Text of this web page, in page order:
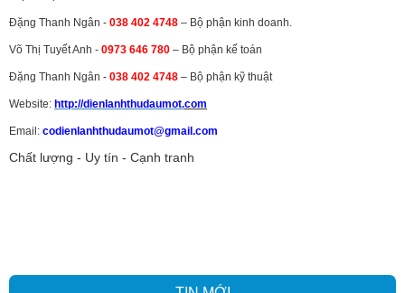
Đặng Thanh Ngân - 038 402 4748 – Bộ phận kinh doanh.
Võ Thị Tuyết Anh - 0973 646 780 – Bộ phận kế toán
Đặng Thanh Ngân - 038 402 4748 – Bộ phận kỹ thuật
Website: http://dienlanhthudaumot.com
Email: codienlanhthudaumot@gmail.com
Chất lượng - Uy tín - Cạnh tranh